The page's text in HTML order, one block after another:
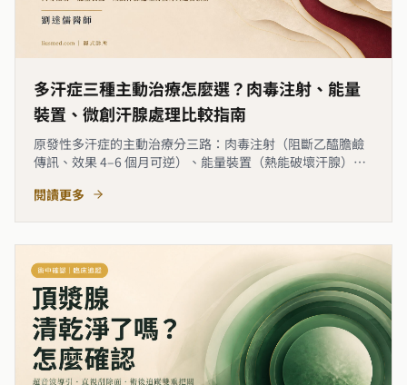
多汗症三種主動治療怎麼選？肉毒注射、能量
裝置、微創汗腺處理比較指南
原發性多汗症的主動治療分三路：肉毒注射（阻斷乙醯膽鹼
傳訊、效果 4–6 個月可逆）、能量裝置（熱能破壞汗腺）、
適合族群各異，沒有單一最佳解。本文整理三路線差異與決
閱讀更多